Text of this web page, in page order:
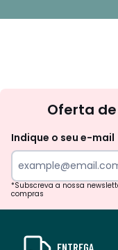
Oferta
Indique o seu e-mail
*Subscreva a nossa
compras
ENTREGA